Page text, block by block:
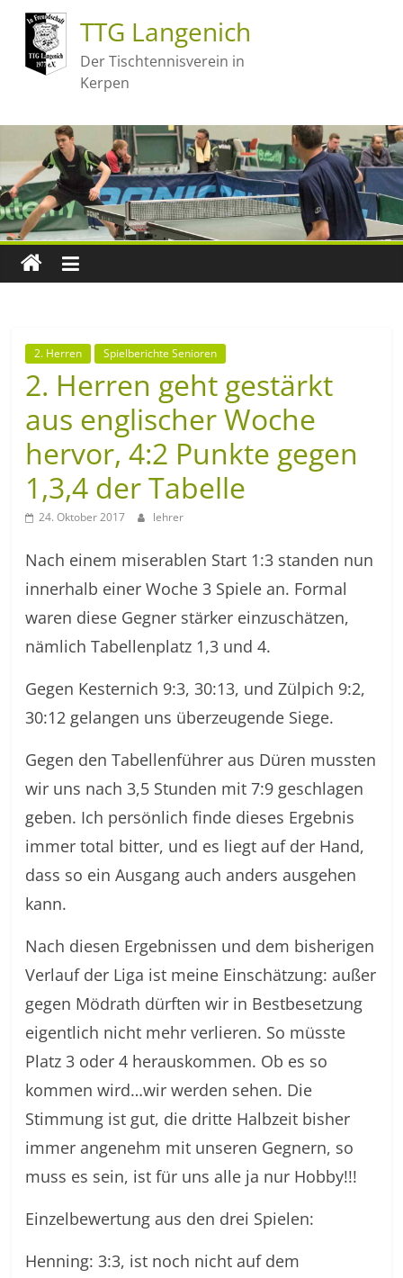
TTG Langenich
Der Tischtennisverein in
Kerpen
2. Herren Spielberichte Senioren
2. Herren geht gestärkt
aus englischer Woche
hervor, 4:2 Punkte gegen
1,3,4 der Tabelle
24. Oktober 2017 lehrer
Nach einem miserablen Start 1:3 standen nun
innerhalb einer Woche 3 Spiele an. Formal
waren diese Gegner stärker einzuschätzen,
nämlich Tabellenplatz 1,3 und 4.
Gegen Kesternich 9:3, 30:13, und Zülpich 9:2,
30:12 gelangen uns überzeugende Siege.
Gegen den Tabellenführer aus Düren mussten
wir uns nach 3,5 Stunden mit 7:9 geschlagen
geben. Ich persönlich finde dieses Ergebnis
immer total bitter, und es liegt auf der Hand,
dass so ein Ausgang auch anders ausgehen
kann.
Nach diesen Ergebnissen und dem bisherigen
Verlauf der Liga ist meine Einschätzung: außer
gegen Mödrath dürften wir in Bestbesetzung
eigentlich nicht mehr verlieren. So müsste
Platz 3 oder 4 herauskommen. Ob es so
kommen wird…wir werden sehen. Die
Stimmung ist gut, die dritte Halbzeit bisher
immer angenehm mit unseren Gegnern, so
muss es sein, ist für uns alle ja nur Hobby!!!
Einzelbewertung aus den drei Spielen:
Henning: 3:3, ist noch nicht auf dem